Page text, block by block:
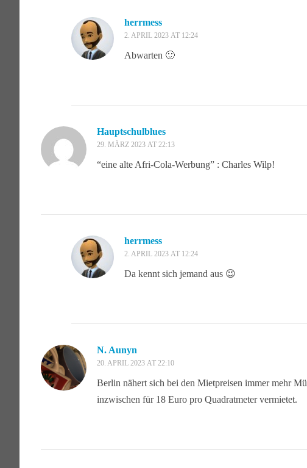
herrmess
2. APRIL 2023 AT 12:24
Abwarten 🙂
Hauptschulblues
29. MÄRZ 2023 AT 22:13
“eine alte Afri-Cola-Werbung” : Charles Wilp!
herrmess
2. APRIL 2023 AT 12:24
Da kennt sich jemand aus 😉
N. Aunyn
20. APRIL 2023 AT 22:10
Berlin nähert sich bei den Mietpreisen immer mehr
inzwischen für 18 Euro pro Quadratmeter vermietet.